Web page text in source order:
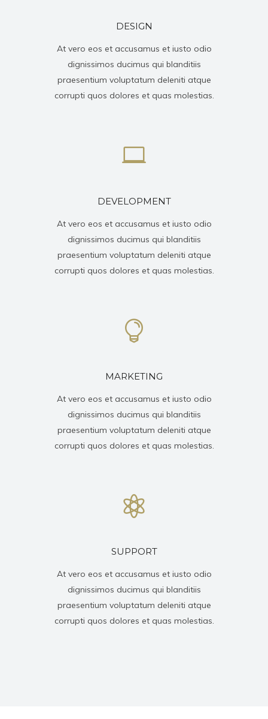
DESIGN
At vero eos et accusamus et iusto odio
dignissimos ducimus qui blanditiis
praesentium voluptatum deleniti atque
corrupti quos dolores et quas molestias.
DEVELOPMENT
At vero eos et accusamus et iusto odio
dignissimos ducimus qui blanditiis
praesentium voluptatum deleniti atque
corrupti quos dolores et quas molestias.
MARKETING
At vero eos et accusamus et iusto odio
dignissimos ducimus qui blanditiis
praesentium voluptatum deleniti atque
corrupti quos dolores et quas molestias.
SUPPORT
At vero eos et accusamus et iusto odio
dignissimos ducimus qui blanditiis
praesentium voluptatum deleniti atque
corrupti quos dolores et quas molestias.